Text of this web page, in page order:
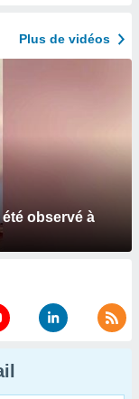
Plus de vidéos
observé à